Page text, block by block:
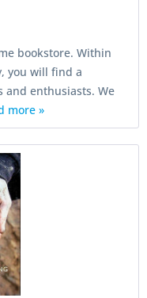
bookstore. Within
you will find a
and enthusiasts. We
more »